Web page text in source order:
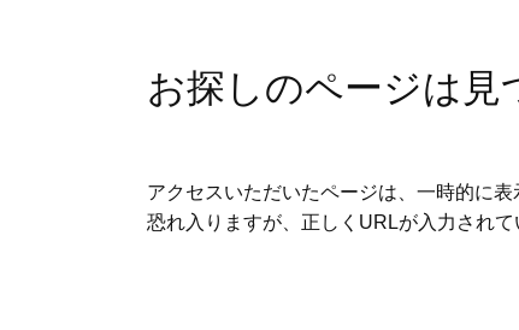
お探しのページは見
アクセスいただいたページは、一時的に
恐れ入りますが、正しくURLが入力されて